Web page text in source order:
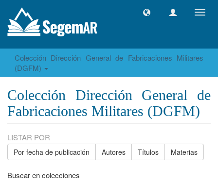
Colección Dirección General de Fabricaciones Militares
(DGFM)
Colección Dirección General de
Fabricaciones Militares (DGFM)
LISTAR POR
Por fecha de publicación Autores Títulos Materias
Buscar en colecciones